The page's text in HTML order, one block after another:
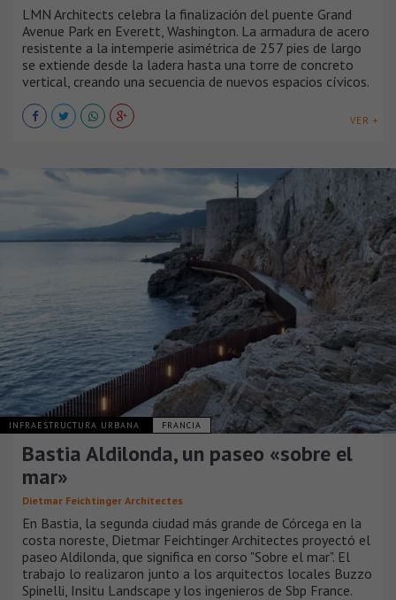
LMN Architects celebra la finalización del puente Grand
Avenue Park en Everett, Washington. La armadura de acero
resistente a la intemperie asimétrica de 257 pies de largo
se extiende desde la ladera hasta una torre de concreto
vertical, creando una secuencia de nuevos espacios cívicos.
VER +
INFRAESTRUCTURA URBANA FRANCIA
Bastia Aldilonda, un paseo «sobre el
mar»
Dietmar Feichtinger Architectes
En Bastia, la segunda ciudad más grande de Córcega en la
costa noreste, Dietmar Feichtinger Architectes proyectó el
paseo Aldilonda, que significa en corso "Sobre el mar". El
trabajo lo realizaron junto a los arquitectos locales Buzzo
Spinelli, Insitu Landscape y los ingenieros de Sbp France.